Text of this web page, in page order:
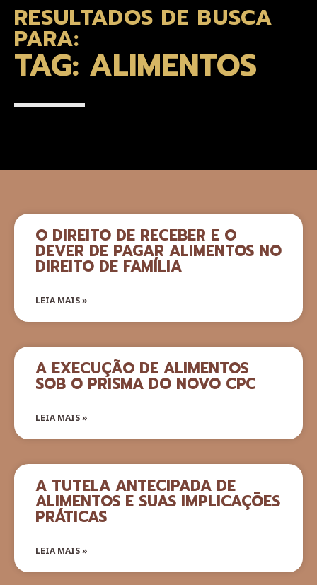
RESULTADOS DE BUSCA
PARA:
TAG: ALIMENTOS
O DIREITO DE RECEBER E O
DEVER DE PAGAR ALIMENTOS NO
DIREITO DE FAMÍLIA
LEIA MAIS »
A EXECUÇÃO DE ALIMENTOS
SOB O PRISMA DO NOVO CPC
LEIA MAIS »
A TUTELA ANTECIPADA DE
ALIMENTOS E SUAS IMPLICAÇÕES
PRÁTICAS
LEIA MAIS »